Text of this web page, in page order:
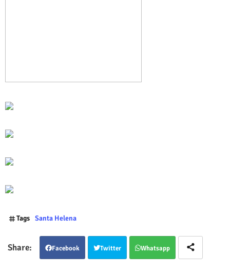
Tags Santa Helena
Facebook Twitter Whatsapp